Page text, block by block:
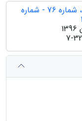
دوره 20، شماره 76 - شماره
7-32